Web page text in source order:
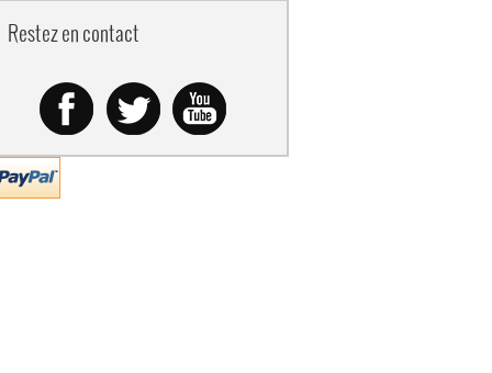
Restez en contact